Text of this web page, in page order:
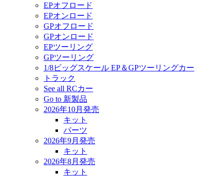
EPオフロード
EPオンロード
GPオフロード
GPオンロード
EPツーリング
GPツーリング
1/8ビッグスケール EP＆GPツーリングカー
トラック
See all RCカー
Go to 新製品
2026年10月発売
キット
パーツ
2026年9月発売
キット
2026年8月発売
キット